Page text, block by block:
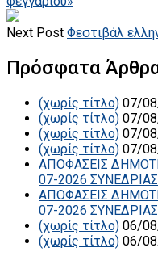
Next Post Φεστιβάλ
Πρόσφατα
(χωρίς τίτλο) 07/
(χωρίς τίτλο) 07/
(χωρίς τίτλο) 07/
(χωρίς τίτλο) 07/
ΑΠΟΦΑΣΕΙΣ
07-2026
ΑΠΟΦΑΣΕΙΣ
07-2026
(χωρίς τίτλο) 06/
(χωρίς τίτλο) 06/